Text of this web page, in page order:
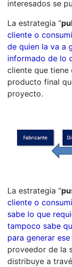
interesados se
La estrategia “
cliente o
de quien la va a
informado de lo
cliente que tiene
producto final
proyecto.
La estrategia “
cliente o
sabe lo que
tampoco sabe
para generar
proveedor de la
distribuye a